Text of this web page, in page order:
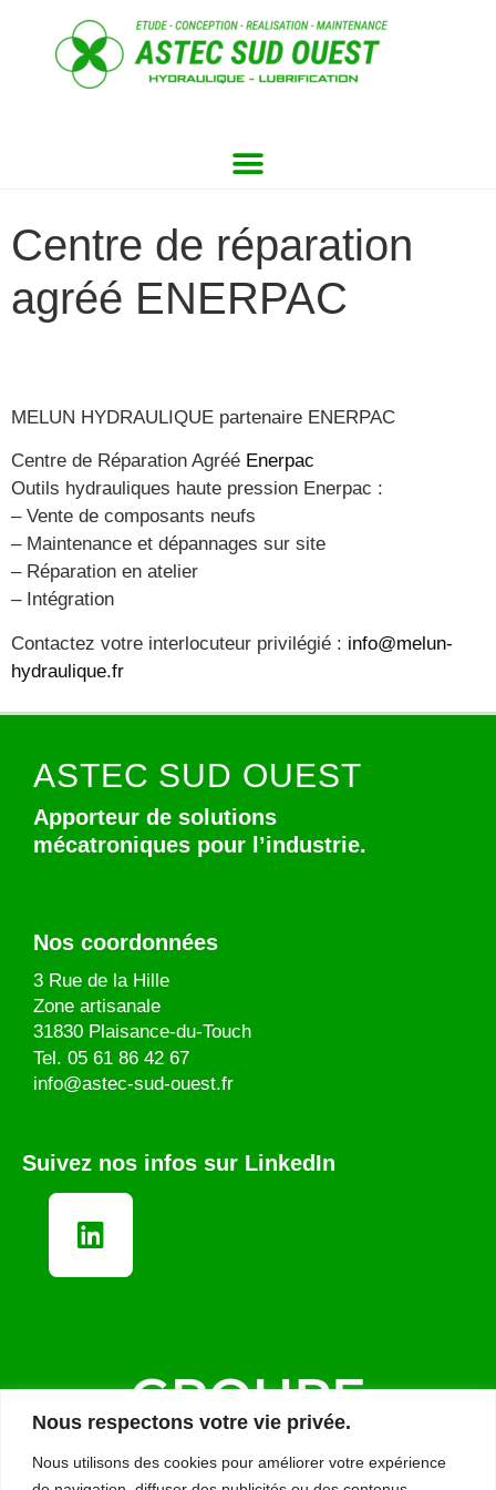
Nous respectons votre vie privée.
Nous utilisons des cookies pour améliorer votre expérience
Centre de réparation
agréé ENERPAC
MELUN HYDRAULIQUE partenaire ENERPAC
Centre de Réparation Agréé Enerpac
Outils hydrauliques haute pression Enerpac :
– Vente de composants neufs
– Maintenance et dépannages sur site
– Réparation en atelier
– Intégration
Contactez votre interlocuteur privilégié : info@melun-
hydraulique.fr
ASTEC SUD OUEST
Apporteur de solutions
mécatroniques pour l’industrie.
Nos coordonnées
3 Rue de la Hille
Zone artisanale
31830 Plaisance-du-Touch
Tel. 05 61 86 42 67
info@astec-sud-ouest.fr
Suivez nos infos sur LinkedIn